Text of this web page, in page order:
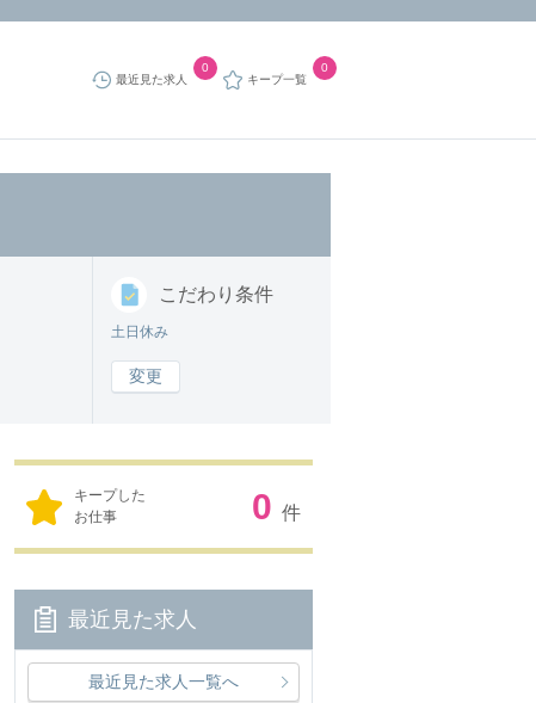
最近見た求人
0
キープ一覧
0
こだわり 条件
土日休み
変更
キープした
お仕事
0 件
最近見た求人
最近見た求人一覧へ